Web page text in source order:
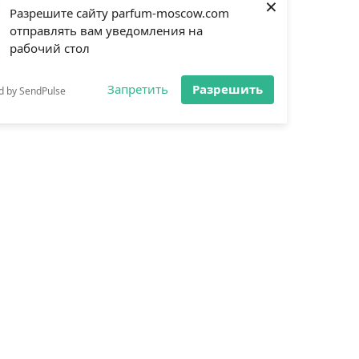
Разрешите сайту parfum-moscow.com
отправлять вам уведомления на
рабочий стол
by SendPulse Запретить Разрешить
×